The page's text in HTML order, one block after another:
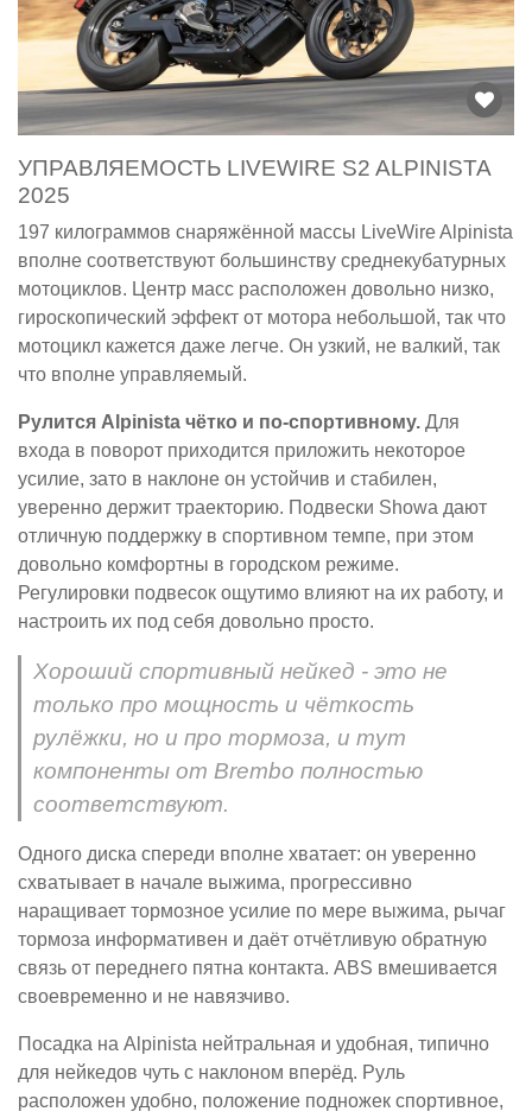
УПРАВЛЯЕМОСТЬ LIVEWIRE S2 ALPINISTA
2025
197 килограммов снаряжённой массы LiveWire Alpinista
вполне соответствуют большинству среднекубатурных
мотоциклов. Центр масс расположен довольно низко,
гироскопический эффект от мотора небольшой, так что
мотоцикл кажется даже легче. Он узкий, не валкий, так
что вполне управляемый.
Рулится Alpinista чётко и по-спортивному. Для
входа в поворот приходится приложить некоторое
усилие, зато в наклоне он устойчив и стабилен,
уверенно держит траекторию. Подвески Showa дают
отличную поддержку в спортивном темпе, при этом
довольно комфортны в городском режиме.
Регулировки подвесок ощутимо влияют на их работу, и
настроить их под себя довольно просто.
Хороший спортивный нейкед - это не
только про мощность и чёткость
рулёжки, но и про тормоза, и тут
компоненты от Brembo полностью
соответствуют.
Одного диска спереди вполне хватает: он уверенно
схватывает в начале выжима, прогрессивно
наращивает тормозное усилие по мере выжима, рычаг
тормоза информативен и даёт отчётливую обратную
связь от переднего пятна контакта. ABS вмешивается
своевременно и не навязчиво.
Посадка на Alpinista нейтральная и удобная, типично
для нейкедов чуть с наклоном вперёд. Руль
расположен удобно, положение подножек спортивное,